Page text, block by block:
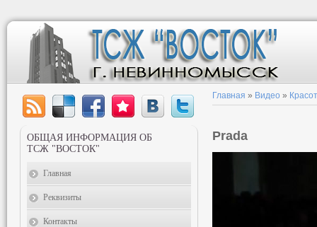
Главная » Видео »
Prada
ОБЩАЯ ИНФОРМАЦИЯ ОБ
ТСЖ "ВОСТОК"
Главная
Реквизиты
Контакты